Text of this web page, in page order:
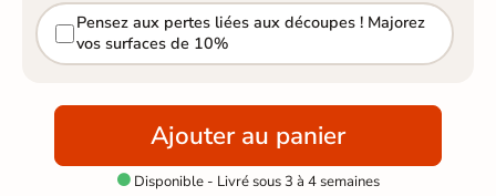
Pensez aux pertes liées aux découpes ! Majorez
vos surfaces de 10%
Ajouter au panier
Disponible - Livré sous 3 à 4 semaines